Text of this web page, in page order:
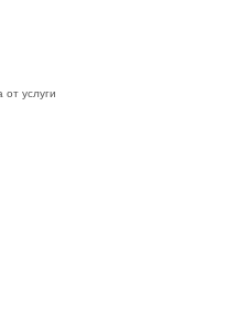
от услуги